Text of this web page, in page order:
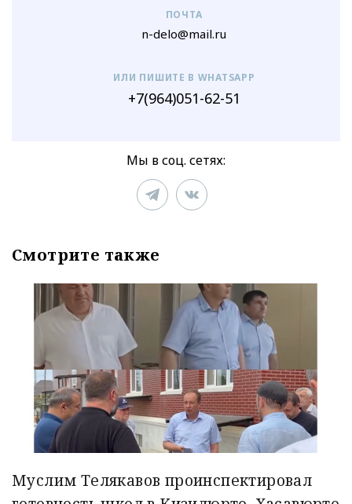
ПОЧТА
n-delo@mail.ru
ИЛИ ПИШИТЕ В WHATSAPP
+7(964)051-62-51
Мы в соц. сетях:
Смотрите также
Муслим Телякавов проинспектировал